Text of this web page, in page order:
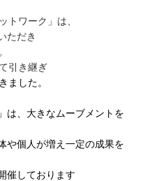
トワーク」は、
ただき
引き継ぎ
ました。
は、 大きなムーブメントを
や個人が増え一定の成果を
催しております